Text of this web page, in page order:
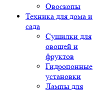
Овоскопы
Техника для дома и
сада
Сушилки для
овощей и
фруктов
Гидропонные
установки
Лампы для